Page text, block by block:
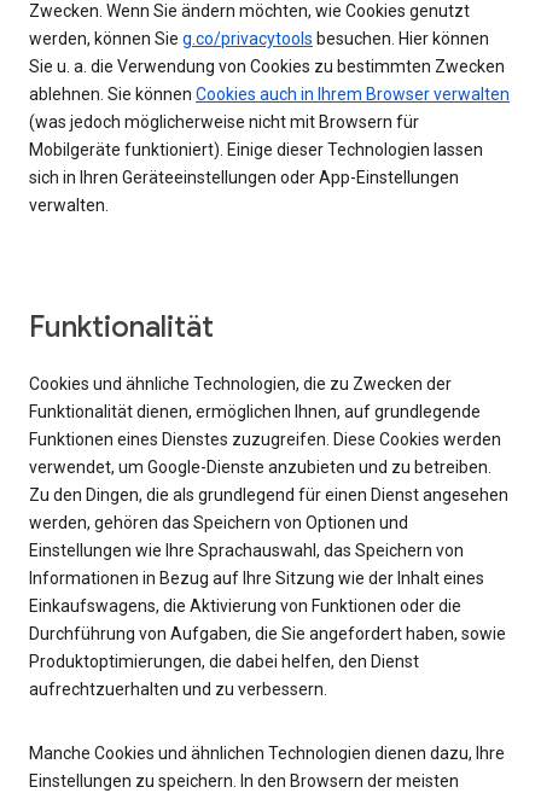
Zwecken. Wenn Sie ändern möchten, wie Cookies genutzt
werden, können Sie g.co/privacytools besuchen. Hier können
Sie u. a. die Verwendung von Cookies zu bestimmten Zwecken
ablehnen. Sie können Cookies auch in Ihrem Browser verwalten
(was jedoch möglicherweise nicht mit Browsern für
Mobilgeräte funktioniert). Einige dieser Technologien lassen
sich in Ihren Geräteeinstellungen oder App-Einstellungen
verwalten.
Funktionalität
Cookies und ähnliche Technologien, die zu Zwecken der
Funktionalität dienen, ermöglichen Ihnen, auf grundlegende
Funktionen eines Dienstes zuzugreifen. Diese Cookies werden
verwendet, um Google-Dienste anzubieten und zu betreiben.
Zu den Dingen, die als grundlegend für einen Dienst angesehen
werden, gehören das Speichern von Optionen und
Einstellungen wie Ihre Sprachauswahl, das Speichern von
Informationen in Bezug auf Ihre Sitzung wie der Inhalt eines
Einkaufswagens, die Aktivierung von Funktionen oder die
Durchführung von Aufgaben, die Sie angefordert haben, sowie
Produktoptimierungen, die dabei helfen, den Dienst
aufrechtzuerhalten und zu verbessern.
Manche Cookies und ähnlichen Technologien dienen dazu, Ihre
Einstellungen zu speichern. In den Browsern der meisten